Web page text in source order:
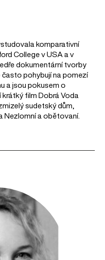
komparativní
College v USA a v
dokumentární tvorby
často pohybují na pomezí
a jsou pokusem o
film Dobrá Voda
sudetský dům,
Nezlomní a obětovaní.